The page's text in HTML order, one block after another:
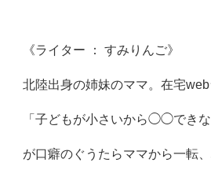
《ライター ： すみりんご》
北陸出身の姉妹のママ。在宅web
「子どもが小さいから◯◯できな
が口癖のぐうたらママから一転